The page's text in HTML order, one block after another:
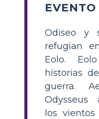
EVENTO
Odiseo y
refugian
Eolo.
historias
guerra.
Odysseus
los